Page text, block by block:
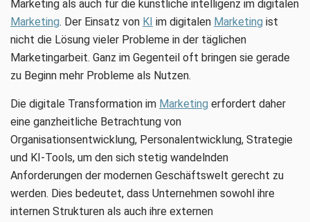
Marketing als auch für die künstliche intelligenz im digitalen
Marketing. Der Einsatz von KI im digitalen Marketing ist
nicht die Lösung vieler Probleme in der täglichen
Marketingarbeit. Ganz im Gegenteil oft bringen sie gerade
zu Beginn mehr Probleme als Nutzen.
Die digitale Transformation im Marketing erfordert daher
eine ganzheitliche Betrachtung von
Organisationsentwicklung, Personalentwicklung, Strategie
und KI-Tools, um den sich stetig wandelnden
Anforderungen der modernen Geschäftswelt gerecht zu
werden. Dies bedeutet, dass Unternehmen sowohl ihre
internen Strukturen als auch ihre externen